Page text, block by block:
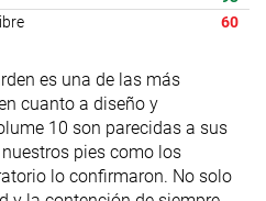
60
es una de las más
cuanto a diseño y
10 son parecidas a sus
pies como los
lo confirmaron. No solo